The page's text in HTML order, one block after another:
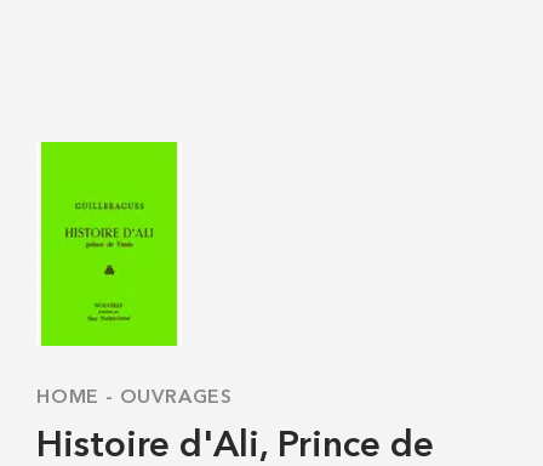
HOME - OUVRAGES
Histoire d'Ali, Prince de